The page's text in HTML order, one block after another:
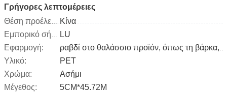
Γρήγορες λεπτομέρειες
Θέση προέλευσης: Κίνα
Εμπορικό σήμα:
LU
Εφαρμογή:
ραβδί στο θαλάσσιο προϊόν, όπως τη βάρκα, σκάφος, lifebuoy, πόλος χιονιού
Υλικό:
PET
Χρώμα:
Ασήμι
Μέγεθος:
5CM*45.72M